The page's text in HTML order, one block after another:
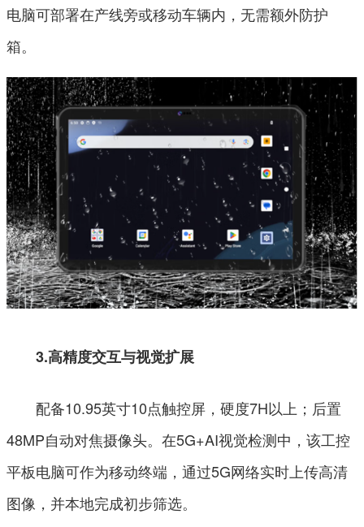
电脑可部署在产线旁或移动车辆内，无需额外防护
箱。
3.高精度交互与视觉扩展
配备10.95英寸10点触控屏，硬度7H以上；后置
48MP自动对焦摄像头。在5G+AI视觉检测中，该工控
平板电脑可作为移动终端，通过5G网络实时上传高清
图像，并本地完成初步筛选。